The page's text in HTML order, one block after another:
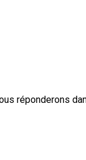
réponderons